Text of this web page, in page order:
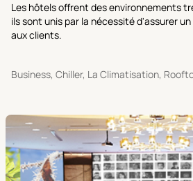
Les hôtels offrent des environnements
ils sont unis par la nécessité d'assurer
aux clients.
Business, Chiller, La Climatisation,